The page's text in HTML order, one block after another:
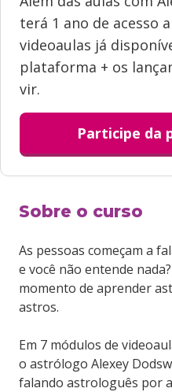
Sobre o curso
As pessoas começam a
e você não entende
momento de aprender
astros.
Em 7 módulos de
o astrólogo Alexey
falando astrologuês por
terá 1 ano de acesso
videoaulas já
plataforma + os
vir.
Participe da